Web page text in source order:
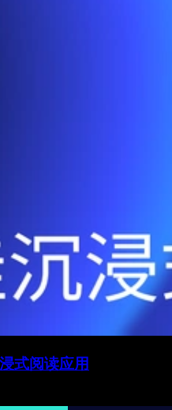
式阅读应用